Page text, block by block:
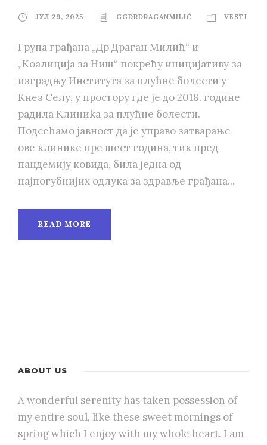
ЈУЛ 29, 2025 GGDRDRAGANMILIĆ VESTI
Група грађана „Др Драган Милић“ и
„Коалиција за Ниш“ покрећу иницијативу за
изградњу Института за плућне болести у
Кнез Селу, у простору где је до 2018. године
радила Клиниka за плућне болести.
Подсећамо јавност да је управо затварање
ове клинике пре шест година, тик пред
пандемију ковида, била једна од
најпогубнијих одлука за здравље грађана...
READ MORE
ABOUT US
A wonderful serenity has taken possession of
my entire soul, like these sweet mornings of
spring which I enjoy with my whole heart. I am